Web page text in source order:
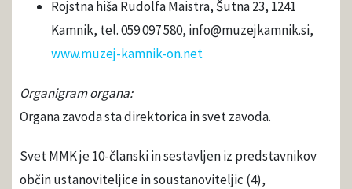
Rojstna hiša Rudolfa Maistra, Šutna 23, 1241
Kamnik, tel. 059 097 580, info@muzejkamnik.si,
www.muzej-kamnik-on.net
Organigram organa:
Organa zavoda sta direktorica in svet zavoda.
Svet MMK je 10-članski in sestavljen iz predstavnikov
občin ustanoviteljice in soustanoviteljic (4),